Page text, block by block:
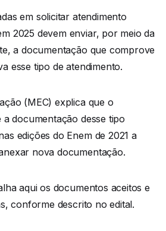
em solicitar atendimento
2025 devem enviar, por meio da
a documentação que comprove
esse tipo de atendimento.
(MEC) explica que o
documentação desse tipo
edições do Enem de 2021 a
nova documentação.
aqui os documentos aceitos e
conforme descrito no edital.